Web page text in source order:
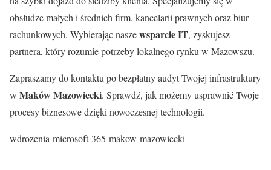
obsłudze małych i średnich firm, kancelarii prawnych oraz biur
rachunkowych. Wybierając naszewsparcie IT, zyskujesz
partnera, który rozumie potrzeby lokalnego rynku w Mazowszu.
Zapraszamy do kontaktu po bezpłatny audyt Twojej infrastruktury
w Maków Mazowiecki. Sprawdź, jak możemy usprawnić Twoje
procesy biznesowe dzięki nowoczesnej technologii.
wdrozenia-microsoft-365-makow-mazowiecki